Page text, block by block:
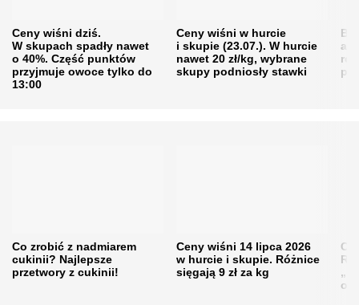
Ceny wiśni dziś.
W skupach spadły nawet
o 40%. Część punktów
przyjmuje owoce tylko do
13:00
Ceny wiśni w hurcie
i skupie (23.07.). W hurcie
nawet 20 zł/kg, wybrane
skupy podniosły stawki
Co zrobić z nadmiarem
cukinii? Najlepsze
przetwory z cukinii!
Ceny wiśni 14 lipca 2026
w hurcie i skupie. Różnice
sięgają 9 zł za kg